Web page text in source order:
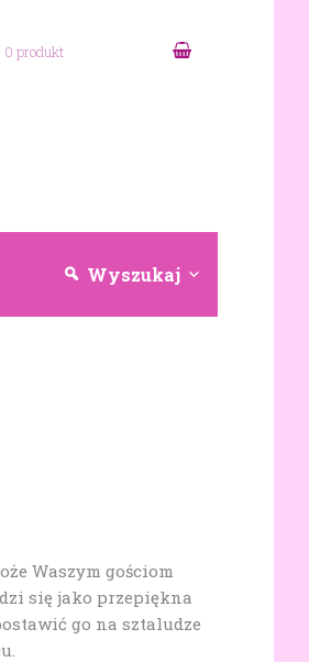
0 produkt
Wyszukaj
Waszym gościom
się jako przepiękna
go na sztaludze